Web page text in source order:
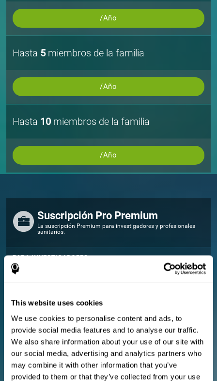
This website uses cookies
We use cookies to personalise content and ads, to
provide social media features and to analyse our traffic.
We also share information about your use of our site with
our social media, advertising and analytics partners who
may combine it with other information that you’ve
provided to them or that they’ve collected from your use
/Año
Hasta 5miembros de la familia
/Año
Hasta 10 miembros de la familia
/Año
Suscripción Pro Premium
La suscripción Premium para investigadores y profesionales
sanitarios.
PARA INVESTIGADORES
Documento de consentimiento electrónico (estudios)
¡Obtén un 10% de descuento en todas las futuras licencias de
evaluación y entrenamiento!
2 licencias GRATIS para que puedas empezar
Plan mensual
Plan anual